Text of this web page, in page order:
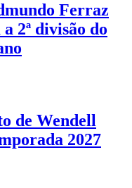
Ferraz
2ª divisão do
de Wendell
2027